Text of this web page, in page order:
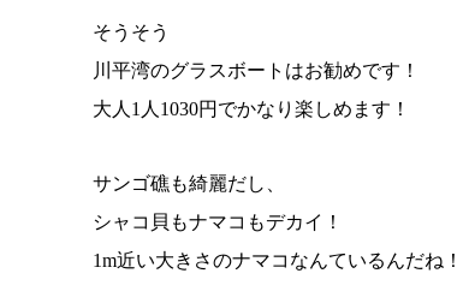
そうそう
川平湾のグラスボートはお勧めです！
大人1人1030円でかなり楽しめます！
サンゴ礁も綺麗だし、
シャコ貝もナマコもデカイ！
1m近い大きさのナマコなんているんだね！